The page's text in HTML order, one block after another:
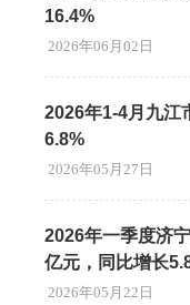
16.4%
2026年06月02日
2026年1-4月九江
6.8%
2026年05月27日
2026年一季度济
亿元，同比增长
2026年05月22日